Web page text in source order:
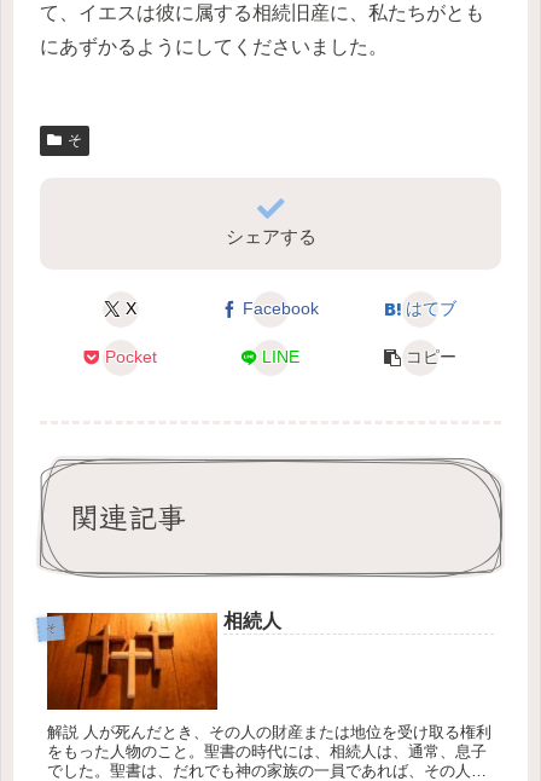
て、イエスは彼に属する相続旧産に、私たちがとも
にあずかるようにしてくださいました。
そ
シェアする
X Facebook はてブ
Pocket LINE コピー
関連記事
そ 相続人
解説 人が死んだとき、その人の財産または地位を受け取る権利
をもった人物のこと。聖書の時代には、相続人は、通常、息子
でした。聖書は、だれでも神の家族の一員であれば、その人は